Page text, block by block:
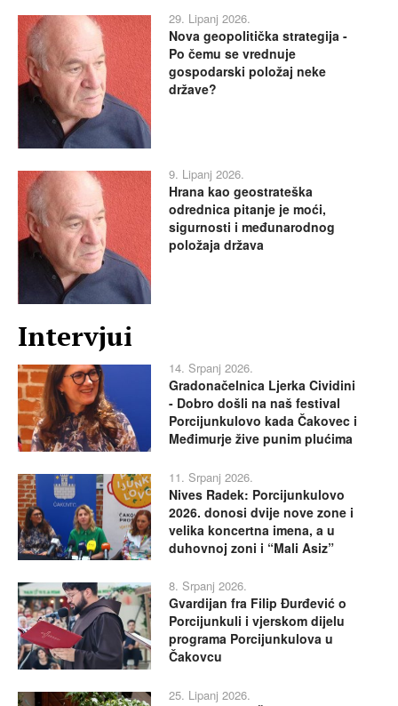
29. Lipanj 2026.
Nova geopolitička strategija -
Po čemu se vrednuje
gospodarski položaj neke
države?
9. Lipanj 2026.
Hrana kao geostrateška
odrednica pitanje je moći,
sigurnosti i međunarodnog
položaja država
Intervjui
14. Srpanj 2026.
Gradonačelnica Ljerka Cividini
- Dobro došli na naš festival
Porcijunkulovo kada Čakovec i
Međimurje žive punim plućima
11. Srpanj 2026.
Nives Radek: Porcijunkulovo
2026. donosi dvije nove zone i
velika koncertna imena, a u
duhovnoj zoni i “Mali Asiz”
8. Srpanj 2026.
Gvardijan fra Filip Đurđević o
Porcijunkuli i vjerskom dijelu
programa Porcijunkulova u
Čakovcu
25. Lipanj 2026.